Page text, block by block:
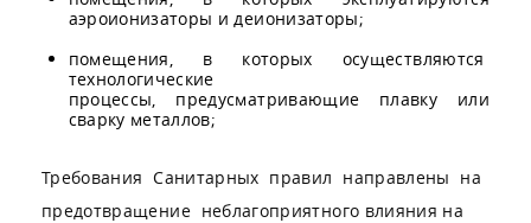
аэроионизаторы и деионизаторы;
помещения, в которых осуществляются
технологические
процессы, предусматривающие плавку или
сварку металлов;
Требования Санитарных правил направлены на
предотвращение неблагоприятного влияния на